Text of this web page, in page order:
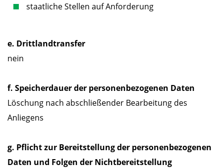
staatliche Stellen auf Anforderung
e. Drittlandtransfer
nein
f. Speicherdauer der personenbezogenen Daten
Löschung nach abschließender Bearbeitung des
Anliegens
g. Pflicht zur Bereitstellung der personenbezogenen
Daten und Folgen der Nichtbereitstellung